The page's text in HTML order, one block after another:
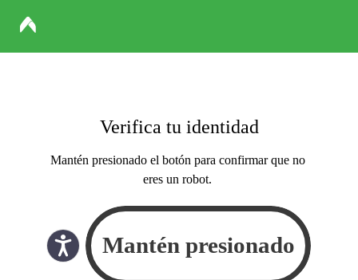
Verifica tu identidad
Mantén presionado el botón para confirmar que no
eres un robot.